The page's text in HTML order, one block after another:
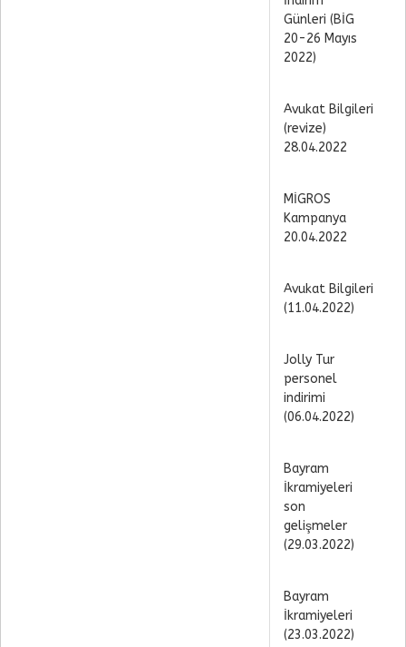
Günleri (BİG
20-26 Mayıs
2022)
Avukat Bilgileri
(revize)
28.04.2022
MİGROS
Kampanya
20.04.2022
Avukat Bilgileri
(11.04.2022)
Jolly Tur
personel
indirimi
(06.04.2022)
Bayram
İkramiyeleri
son
gelişmeler
(29.03.2022)
Bayram
İkramiyeleri
(23.03.2022)